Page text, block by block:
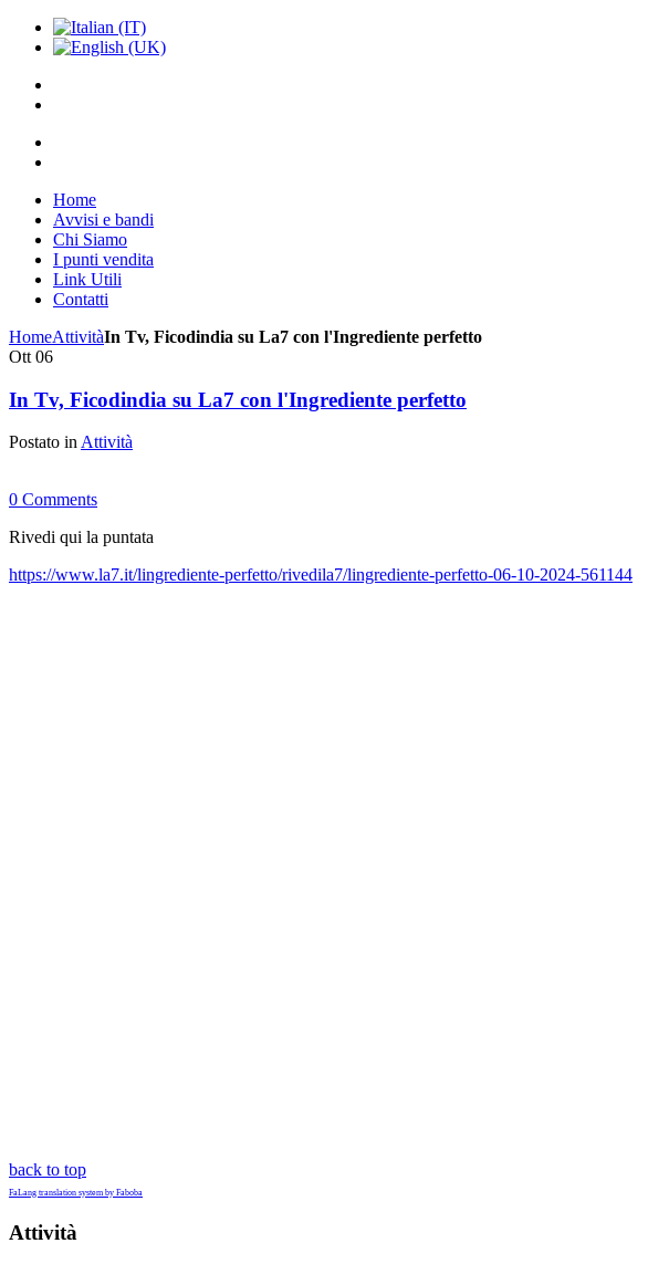
Home
Avvisi e bandi
Chi Siamo
I punti vendita
Link Utili
Contatti
HomeAttivitàIn Tv, Ficodindia su La7 con l'Ingrediente perfetto
Ott 06
In Tv, Ficodindia su La7 con l'Ingrediente perfetto
Postato inAttività
0 Comments
Rivedi qui la puntata
https://www.la7.it/lingrediente-perfetto/rivedila7/lingrediente-perfetto-06-10-2024-561144
back to top
FaLang translation system by Faboba
Attività